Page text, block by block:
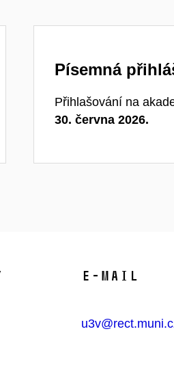
Písemná
Přihlašování na
30. června 2026.
E-mail